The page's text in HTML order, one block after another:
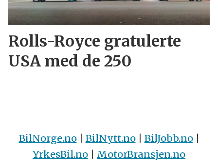
Rolls-Royce gratulerte
USA med de 250
BilNorge.no| BilNytt.no| BilJobb.no|
YrkesBil.no | MotorBransjen.no